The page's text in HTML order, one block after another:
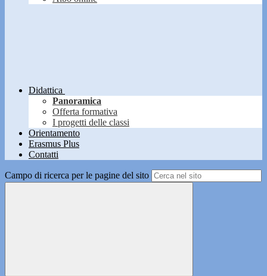
Didattica
Panoramica
Offerta formativa
I progetti delle classi
Orientamento
Erasmus Plus
Contatti
Campo di ricerca per le pagine del sito